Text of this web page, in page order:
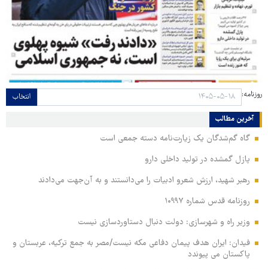
روزنامه: انتخاب
آخرین مطالب
گاه گم‌شدگان یک زیارت‌نامه دسته جمعی است
پازل گمشده در تولید داخلی دارو
رهبر شهید، ارزش شعرو ادبیات را می‌دانستند و به آن‌جهت می‌دادند
روزنامه قدس شماره ۱۰۹۹۷
وزیر راه و شهرسازی: دولت دنبال دستاوردسازی نیست
فیدان: ایران هدف پیمان دفاعی مکه نیست/مصر به جمع ترکیه، عربستان و
پاکستان می پیوندد